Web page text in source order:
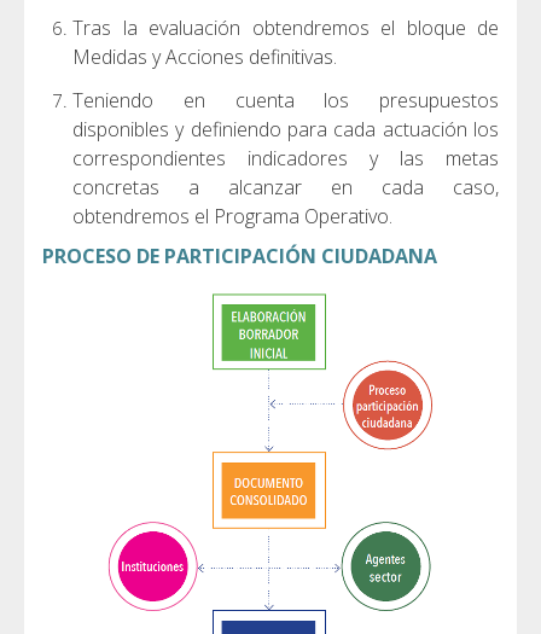
Tras la evaluación obtendremos el bloque de
Medidas y Acciones definitivas.
Teniendo en cuenta los presupuestos
disponibles y definiendo para cada actuación los
correspondientes indicadores y las metas
concretas a alcanzar en cada caso,
obtendremos el Programa Operativo.
PROCESO DE PARTICIPACIÓN CIUDADANA